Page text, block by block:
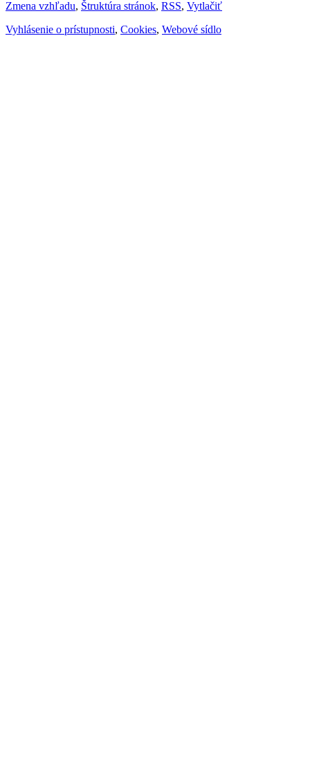
Zmena vzhľadu, Štruktúra stránok, RSS, Vytlačiť
Vyhlásenie o prístupnosti, Cookies, Webové sídlo